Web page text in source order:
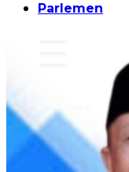
Parlemen